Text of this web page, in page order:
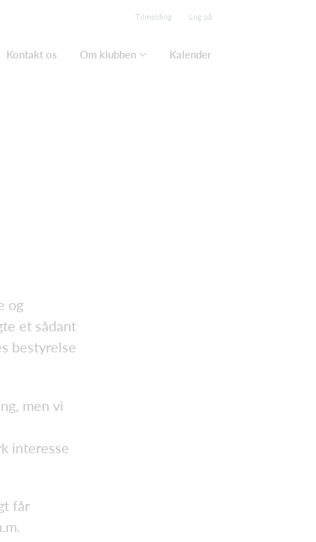
Tilmelding Log på
Kontakt os Om klubben Kalender
og
et sådant
bestyrelse
men vi
interesse
får